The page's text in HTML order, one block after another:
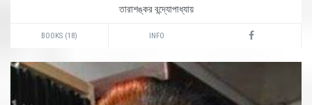
তারাশঙ্কর বন্দ্যোপাধ্যায়
BOOKS (18) INFO